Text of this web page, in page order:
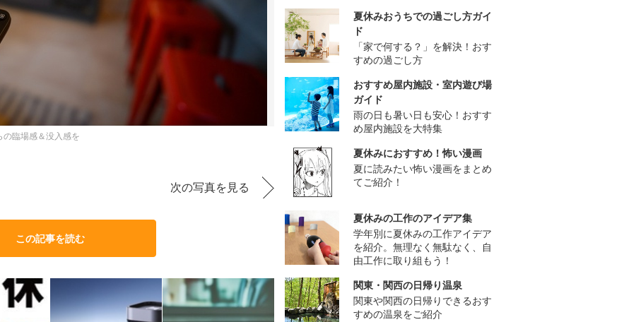
臨場感＆没入感を
次の写真を見る
この記事を読む
夏休みおうちでの過ごし方ガイ
ド
「家で何する？」を解決！おす
すめの過ごし方
おすすめ屋内施設・室内遊び場
ガイド
雨の日も暑い日も安心！おすす
め屋内施設を大特集
夏休みにおすすめ！怖い漫画
夏に読みたい怖い漫画をまとめ
てご紹介！
夏休みの工作のアイデア集
学年別に夏休みの工作アイデア
を紹介。無理なく無駄なく、自
由工作に取り組もう！
関東・関西の日帰り温泉
関東や関西の日帰りできるおす
すめの温泉をご紹介